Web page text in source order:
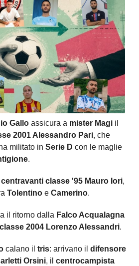
Gallo assicura a mister Magi il
2001 Alessandro Pari, che
militato in Serie D con le maglie
.
centravanti classe '95 Mauro Iori,
Tolentino e Camerino.
il ritorno dalla Falco Acqualagna
2004 Lorenzo Alessandri.
calano il tris: arrivano il difensore
Orsini, il centrocampista